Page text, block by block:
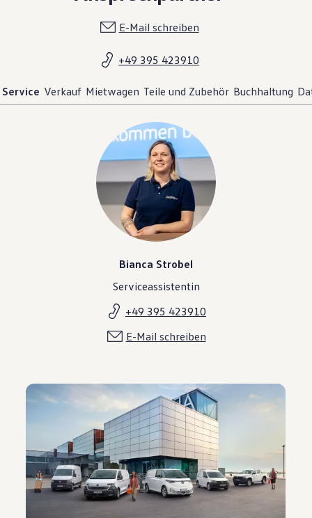
E-Mail schreiben
+49 395 423910
Service Verkauf Mietwagen Teile und Zubehör Buchhaltung
Bianca Strobel
Serviceassistentin
+49 395 423910
E-Mail schreiben